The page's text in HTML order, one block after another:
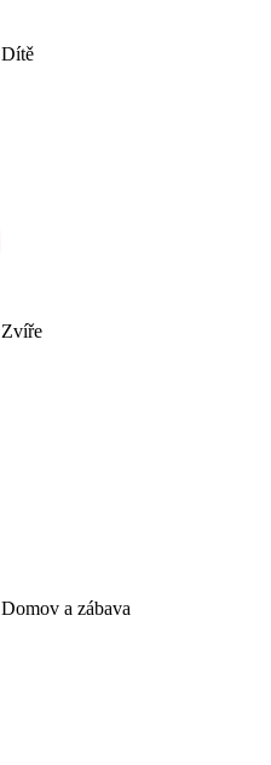
Dítě
Zvíře
Domov a zábava